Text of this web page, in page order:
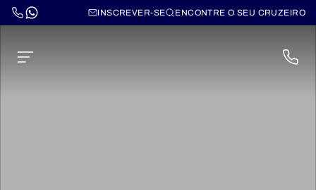
INSCREVER-SE ENCONTRE O SEU CRUZEIRO